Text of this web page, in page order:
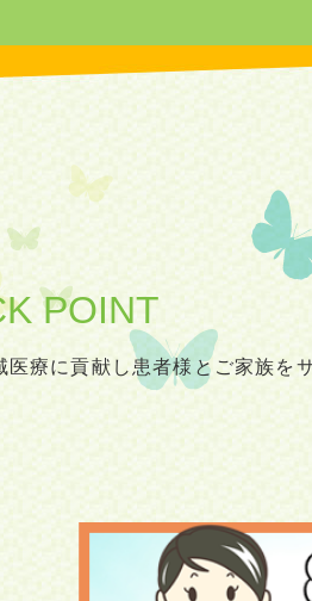
POINT
療に貢献し患者様とご家族を